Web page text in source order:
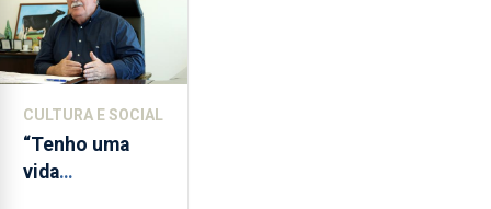
CULTURA E SOCIAL
“Tenho uma
vida